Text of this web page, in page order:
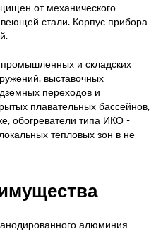
от механического
стали. Корпус прибора
и складских
выставочных
переходов и
плавательных бассейнов,
обогреватели типа ИКО -
тепловых зон в не
алюминия